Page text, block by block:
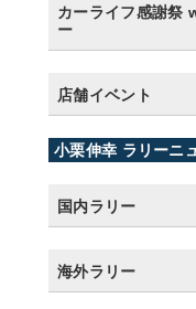
カーライフ感謝祭
ー
店舗イベント
小栗伸幸 ラリーニ
国内ラリー
海外ラリー